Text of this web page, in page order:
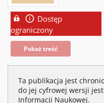
Dostęp
ograniczony
Pokaż treść
Ta publikacja jest
do jej cyfrowej wersji
Informacji Naukowej.